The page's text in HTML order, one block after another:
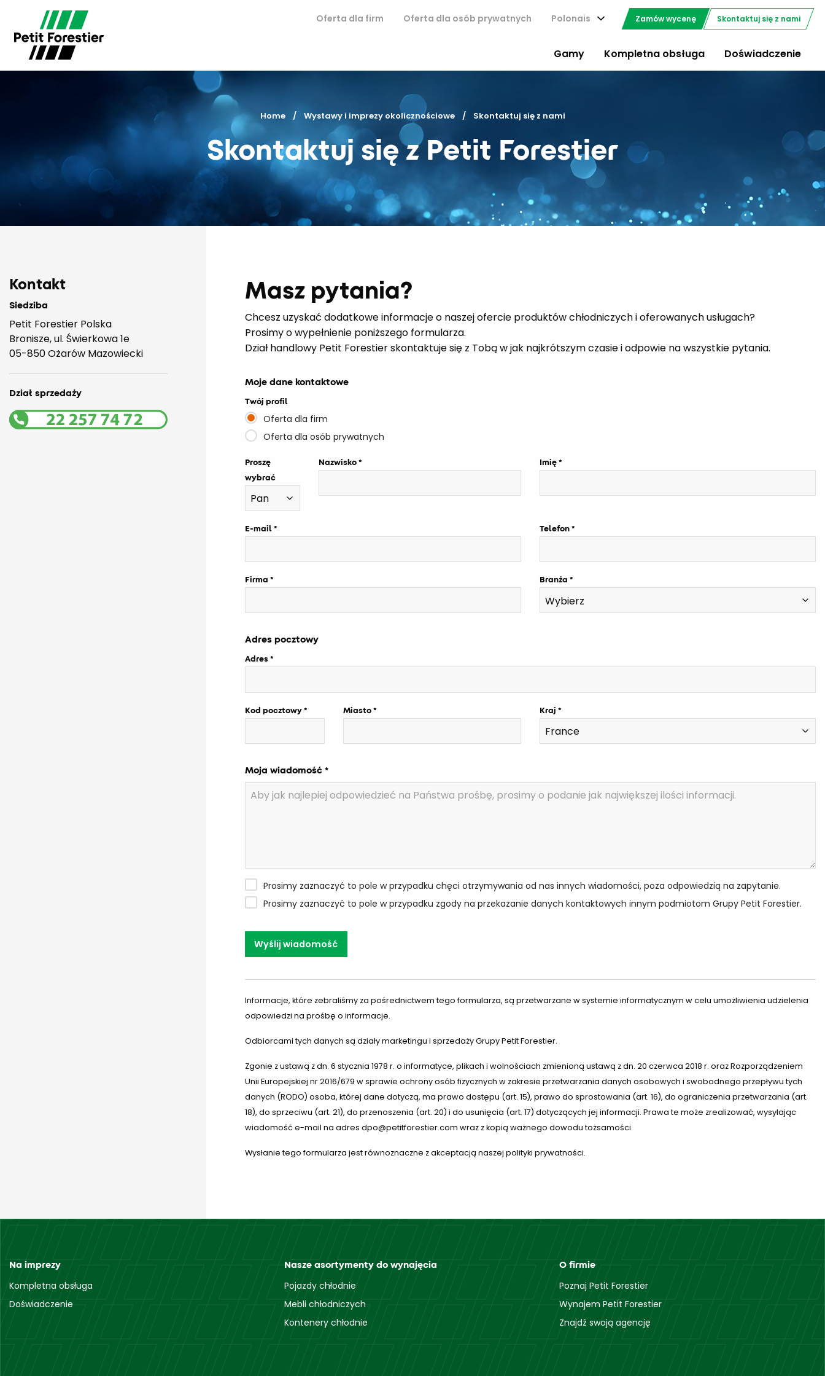
Oferta dla firm Oferta dla osób prywatnych Polonais Zamów wycenę Skontaktuj się z nami
Gamy Kompletna obsługa Doświadczenie
Home Wystawy i imprezy okolicznościowe Current:
Skontaktuj się z nami
Skontaktuj się z Petit Forestier
Kontakt
Siedziba
Petit Forestier Polska
Bronisze, ul. Świerkowa 1e
05-850 Ożarów Mazowiecki
Dział sprzedaży
Masz pytania?
Chcesz uzyskać dodatkowe informacje o naszej ofercie produktów chłodniczych i oferowanych usługach?
Prosimy o wypełnienie poniższego formularza.
Dział handlowy Petit Forestier skontaktuje się z Tobą w jak najkrótszym czasie i odpowie na wszystkie pytania.
Moje dane kontaktowe
Twój profil
Oferta dla firm
Oferta dla osób prywatnych
Proszę
wybrać
Nazwisko Imię
E-mail Telefon
Firma Branża
Adres pocztowy
Adres
Kod pocztowy Miasto Kraj
Moja wiadomość *
Prosimy zaznaczyć to pole w przypadku chęci otrzymywania od nas innych wiadomości, poza odpowiedzią na zapytanie.
Prosimy zaznaczyć to pole w przypadku zgody na przekazanie danych kontaktowych innym podmiotom Grupy Petit Forestier.
Wyślij wiadomość
Informacje, które zebraliśmy za pośrednictwem tego formularza, są przetwarzane w systemie informatycznym w celu umożliwienia udzielenia
odpowiedzi na prośbę o informacje.
Odbiorcami tych danych są działy marketingu i sprzedaży Grupy Petit Forestier.
Zgonie z ustawą z dn. 6 stycznia 1978 r. o informatyce, plikach i wolnościach zmienioną ustawą z dn. 20 czerwca 2018 r. oraz Rozporządzeniem
Unii Europejskiej nr 2016/679 w sprawie ochrony osób fizycznych w zakresie przetwarzania danych osobowych i swobodnego przepływu tych
danych (RODO) osoba, której dane dotyczą, ma prawo dostępu (art. 15), prawo do sprostowania (art. 16), do ograniczenia przetwarzania (art.
18), do sprzeciwu (art. 21), do przenoszenia (art. 20) i do usunięcia (art. 17) dotyczących jej informacji. Prawa te może zrealizować, wysyłając
wiadomość e-mail na adres dpo@petitforestier.com wraz z kopią ważnego dowodu tożsamości.
Wysłanie tego formularza jest równoznaczne z akceptacją naszej polityki prywatności.
Na imprezy
Kompletna obsługa
Doświadczenie
Nasze asortymenty do wynajęcia
Pojazdy chłodnie
Mebli chłodniczych
Kontenery chłodnie
O firmie
Poznaj Petit Forestier
Wynajem Petit Forestier
Znajdź swoją agencję